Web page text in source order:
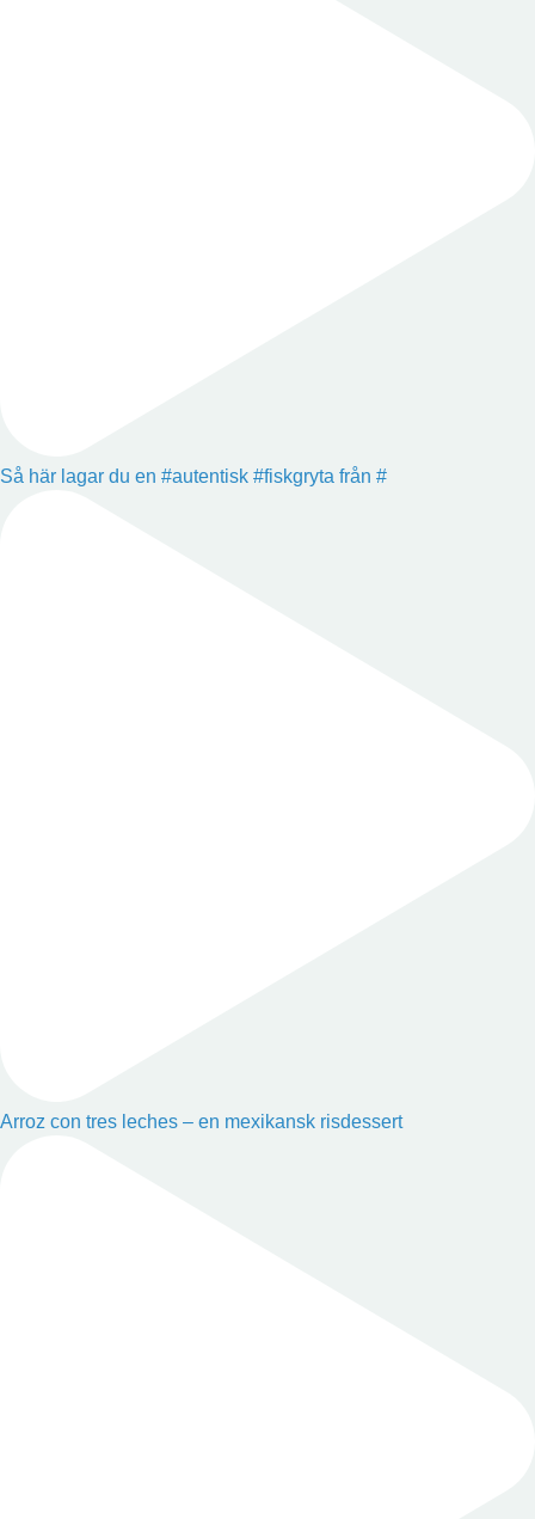
Så här lagar du en #autentisk #fiskgryta från #
Arroz con tres leches – en mexikansk risdessert